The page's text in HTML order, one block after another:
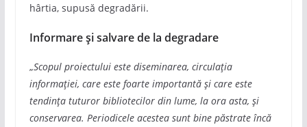
hârtia, supusă degradării.
Informare și salvare de la degradare
„Scopul proiectului este diseminarea, circulația
informației, care este foarte importantă și care este
tendința tuturor bibliotecilor din lume, la ora asta, și
conservarea. Periodicele acestea sunt bine păstrate încă